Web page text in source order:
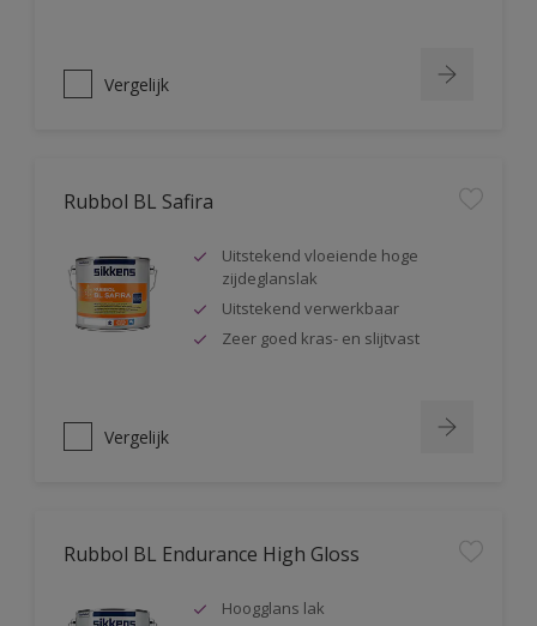
Vergelijk
Rubbol BL Safira
Uitstekend vloeiende hoge
zijdeglanslak
Uitstekend verwerkbaar
Zeer goed kras- en slijtvast
Vergelijk
Rubbol BL Endurance High Gloss
Hoogglans lak